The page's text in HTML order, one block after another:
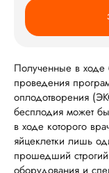
Полученные в
проведения
оплодотворения
бесплодия может
в ходе которого
яйцеклетки лишь
прошедший